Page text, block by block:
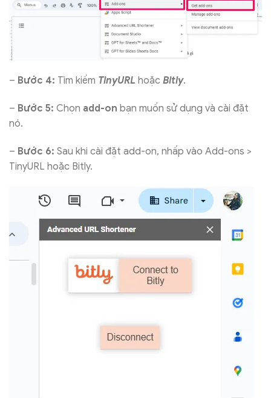
– Bước 4: Tìm kiếm TinyURL hoặc Bitly.
– Bước 5: Chọn add-on bạn muốn sử dụng và cài đặt
nó.
– Bước 6: Sau khi cài đặt add-on, nhấp vào Add-ons >
TinyURL hoặc Bitly.